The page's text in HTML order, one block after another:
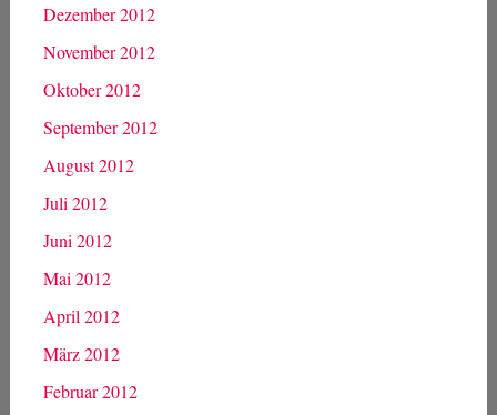
Dezember 2012
November 2012
Oktober 2012
September 2012
August 2012
Juli 2012
Juni 2012
Mai 2012
April 2012
März 2012
Februar 2012